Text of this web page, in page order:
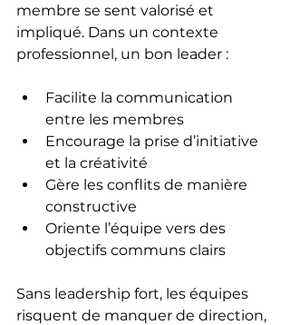
membre se sent valorisé et
impliqué. Dans un contexte
professionnel, un bon leader :
Facilite la communication
entre les membres
Encourage la prise d’initiative
et la créativité
Gère les conflits de manière
constructive
Oriente l’équipe vers des
objectifs communs clairs
Sans leadership fort, les équipes
risquent de manquer de direction,